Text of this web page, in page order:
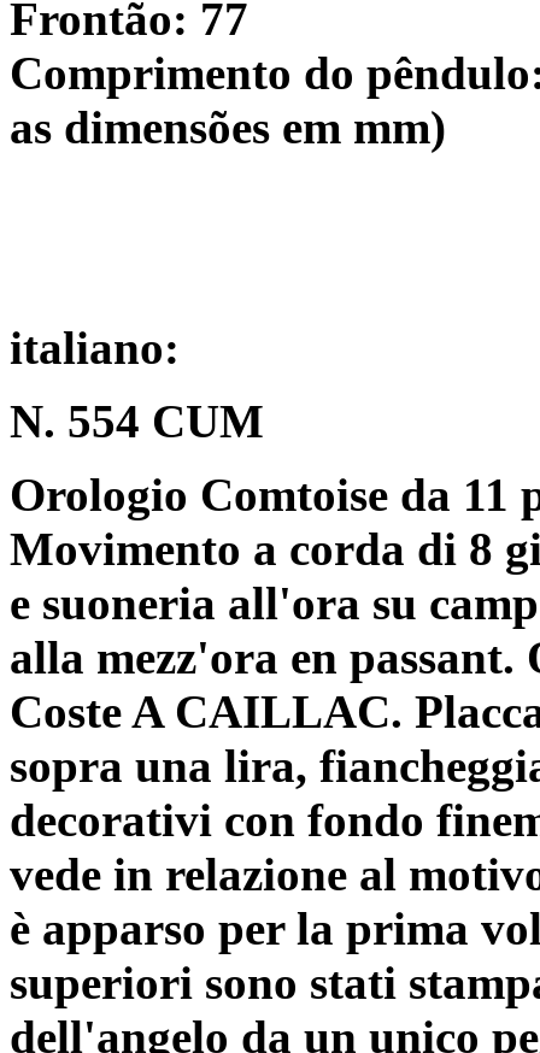
Frontão: 77
Comprimento do
as dimensões em mm)
italiano:
N. 554 CUM
Orologio Comtoise da 11
Movimento a corda di 8
e suoneria all'ora su
alla mezz'ora en
Coste A CAILLAC.
sopra una lira,
decorativi con fondo
vede in relazione al
è apparso per la prima
superiori sono stati
dell'angelo da un unico